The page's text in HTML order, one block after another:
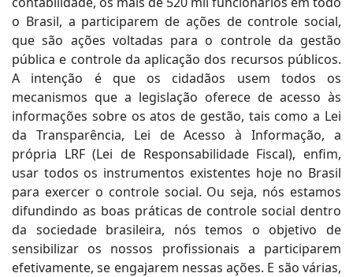
o Brasil, a participarem de ações de controle social,
que são ações voltadas para o controle da gestão
pública e controle da aplicação dos recursos públicos.
A intenção é que os cidadãos usem todos os
mecanismos que a legislação oferece de acesso às
informações sobre os atos de gestão, tais como a Lei
da Transparência, Lei de Acesso à Informação, a
própria LRF (Lei de Responsabilidade Fiscal), enfim,
usar todos os instrumentos existentes hoje no Brasil
para exercer o controle social. Ou seja, nós estamos
difundindo as boas práticas de controle social dentro
da sociedade brasileira, nós temos o objetivo de
sensibilizar os nossos profissionais a participarem
efetivamente, se engajarem nessas ações. E são várias,